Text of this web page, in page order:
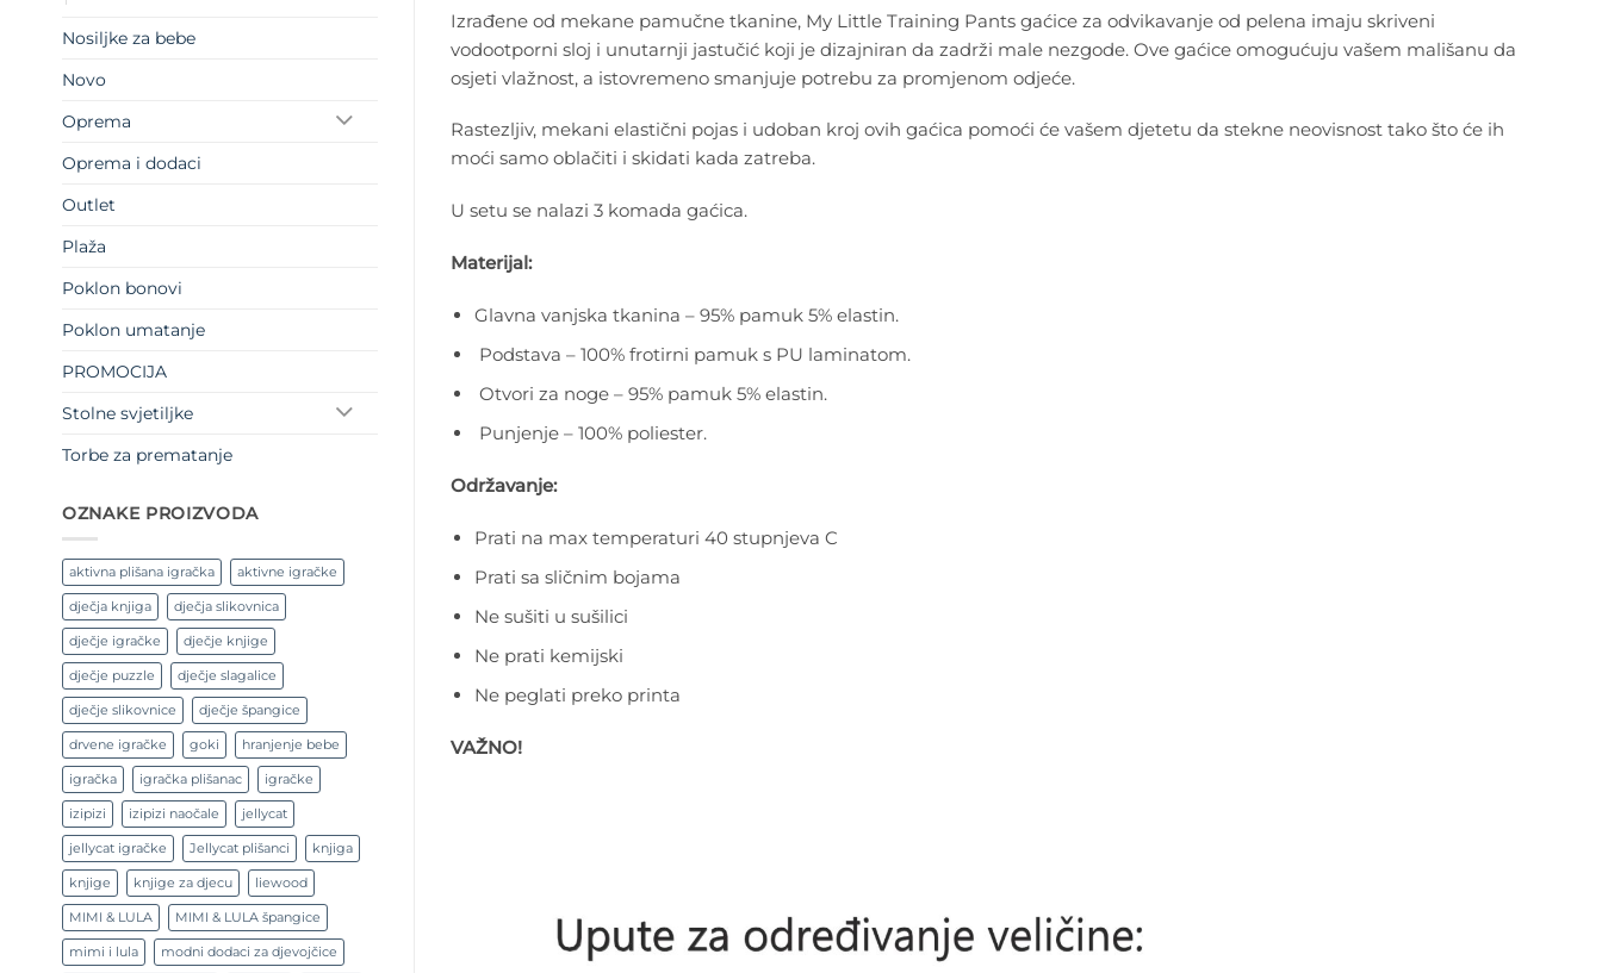
Nosiljke za bebe
Novo
Oprema
Oprema i dodaci
Outlet
Plaža
Poklon bonovi
Poklon umatanje
PROMOCIJA
Stolne svjetiljke
Torbe za prematanje
OZNAKE PROIZVODA
aktivna plišana igračka aktivne igračke
dječja knjiga dječja slikovnica
dječje igračke dječje knjige
dječje puzzle dječje slagalice
dječje slikovnice dječje špangice
drvene igračke goki hranjenje bebe
igračka igračka plišanac igračke
izipizi izipizi naočale jellycat
jellycat igračke Jellycat plišanci knjiga
knjige knjige za djecu liewood
MIMI & LULA MIMI & LULA špangice
mimi i lula modni dodaci za djevojčice
Izrađene od mekane pamučne tkanine, My Little Training Pants gaćice za odvikavanje od pelena imaju skriveni
vodootporni sloj i unutarnji jastučić koji je dizajniran da zadrži male nezgode. Ove gaćice omogućuju vašem mališanu da
osjeti vlažnost, a istovremeno smanjuje potrebu za promjenom odjeće.
Rastezljiv, mekani elastični pojas i udoban kroj ovih gaćica pomoći će vašem djetetu da stekne neovisnost tako što će ih
moći samo oblačiti i skidati kada zatreba.
U setu se nalazi 3 komada gaćica.
Materijal:
Glavna vanjska tkanina – 95% pamuk 5% elastin.
Podstava – 100% frotirni pamuk s PU laminatom.
Otvori za noge – 95% pamuk 5% elastin.
Punjenje – 100% poliester.
Održavanje:
Prati na max temperaturi 40 stupnjeva C
Prati sa sličnim bojama
Ne sušiti u sušilici
Ne prati kemijski
Ne peglati preko printa
VAŽNO!